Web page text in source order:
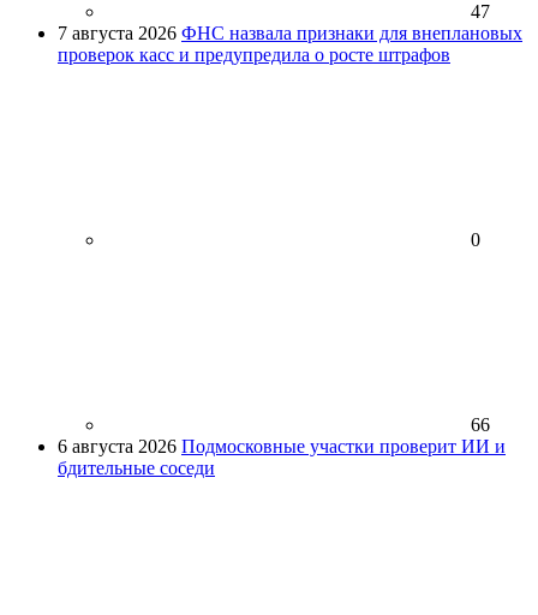
47
7 августа 2026 ФНС назвала признаки для внеплановых
проверок касс и предупредила о росте штрафов
0
66
6 августа 2026 Подмосковные участки проверит ИИ и
бдительные соседи